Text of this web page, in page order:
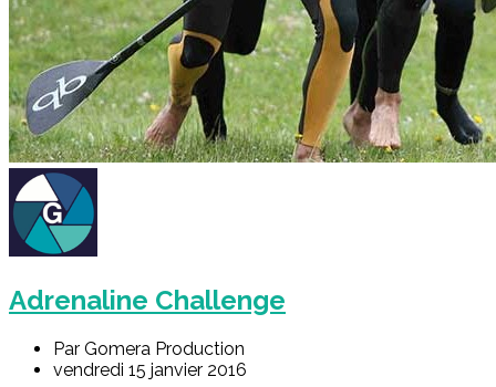
Adrenaline Challenge
Par Gomera Production
vendredi 15 janvier 2016